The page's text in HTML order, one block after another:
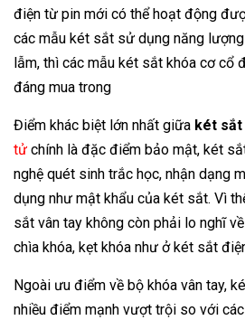
điện từ pin mới có thể hoạt động
các mẫu két sắt sử dụng năng
lẫm, thì các mẫu két sắt khóa cơ cổ
đáng mua trong
Điểm khác biệt lớn nhất giữa két
tử chính là đặc điểm bảo mật, két
nghệ quét sinh trắc học, nhận dạng
dụng như mật khẩu của két sắt. Vì
sắt vân tay không còn phải lo nghĩ
chìa khóa, kẹt khóa như ở két sắt
Ngoài ưu điểm về bộ khóa vân tay,
nhiều điểm mạnh vượt trội so với